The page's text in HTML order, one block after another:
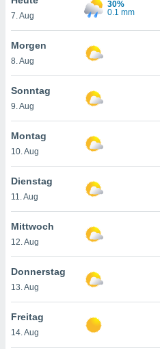
oder
Partner
es uns
das
der
Profil zu
Ihnen
finden
. Sie
jederzeit
Rand
7. Aug
30%
0.1 mm
Morgen
8. Aug
Sonntag
9. Aug
Montag
10. Aug
Dienstag
11. Aug
Mittwoch
12. Aug
Donnerstag
13. Aug
Freitag
14. Aug